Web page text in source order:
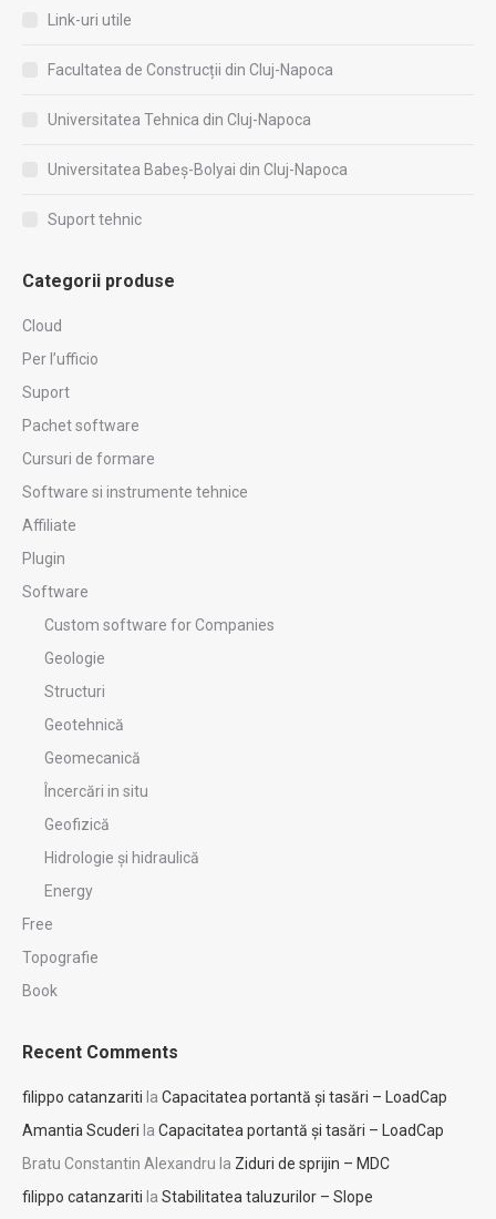
Link-uri utile
Facultatea de Construcții din Cluj-Napoca
Universitatea Tehnica din Cluj-Napoca
Universitatea Babeș-Bolyai din Cluj-Napoca
Suport tehnic
Categorii produse
Cloud
Per l’ufficio
Suport
Pachet software
Cursuri de formare
Software si instrumente tehnice
Affiliate
Plugin
Software
Custom software for Companies
Geologie
Structuri
Geotehnică
Geomecanică
Încercări in situ
Geofizică
Hidrologie şi hidraulică
Energy
Free
Topografie
Book
Recent Comments
filippo catanzariti la Capacitatea portantă și tasări – LoadCap
Amantia Scuderi la Capacitatea portantă și tasări – LoadCap
Bratu Constantin Alexandru la Ziduri de sprijin – MDC
filippo catanzariti la Stabilitatea taluzurilor – Slope